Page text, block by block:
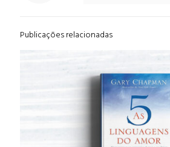
Publicações relacionadas